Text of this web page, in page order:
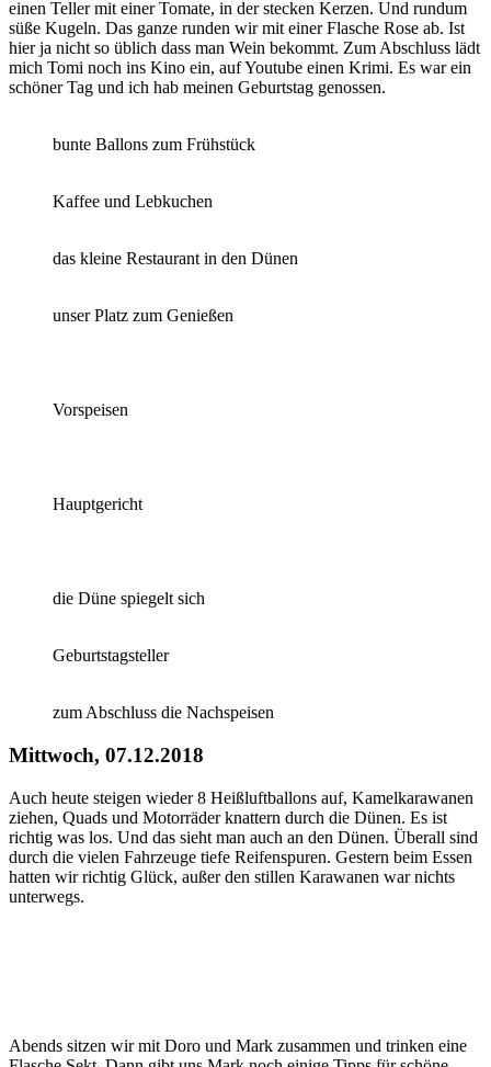
einen Teller mit einer Tomate, in der stecken Kerzen. Und rundum
süße Kugeln. Das ganze runden wir mit einer Flasche Rose ab. Ist
hier ja nicht so üblich dass man Wein bekommt. Zum Abschluss lädt
mich Tomi noch ins Kino ein, auf Youtube einen Krimi. Es war ein
schöner Tag und ich hab meinen Geburtstag genossen.
bunte Ballons zum Frühstück
Kaffee und Lebkuchen
das kleine Restaurant in den Dünen
unser Platz zum Genießen
Vorspeisen
Hauptgericht
die Düne spiegelt sich
Geburtstagsteller
zum Abschluss die Nachspeisen
Mittwoch, 07.12.2018
Auch heute steigen wieder 8 Heißluftballons auf, Kamelkarawanen
ziehen, Quads und Motorräder knattern durch die Dünen. Es ist
richtig was los. Und das sieht man auch an den Dünen. Überall sind
durch die vielen Fahrzeuge tiefe Reifenspuren. Gestern beim Essen
hatten wir richtig Glück, außer den stillen Karawanen war nichts
unterwegs.
Abends sitzen wir mit Doro und Mark zusammen und trinken eine